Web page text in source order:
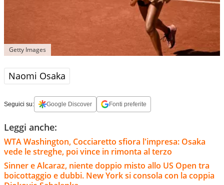
Getty Images
Naomi Osaka
Seguici su: Google Discover Fonti preferite
Leggi anche:
WTA Washington, Cocciaretto sfiora l'impresa: Osaka
vede le streghe, poi vince in rimonta al terzo
Sinner e Alcaraz, niente doppio misto allo US Open tra
boicottaggio e dubbi. New York si consola con la coppia